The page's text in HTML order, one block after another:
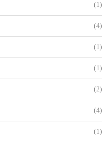
(1)
(4)
(1)
(1)
(2)
(4)
(1)